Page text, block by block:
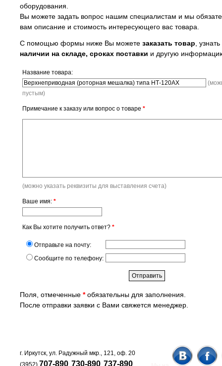
оборудования.
Вы можете задать вопрос нашим специалистам и мы
вам описание и стоимость интересующего вас товара.
С помощью формы ниже Вы можете заказать товар ,
наличии на складе, сроках поставки и другую
Название товара:
пустым)
Примечание к заказу или вопрос о товаре *
(можно указать реквизиты для выставления счета)
Ваше имя: *
Как Вы хотите получить ответ? *
Отправьте на почту:
Сообщите по телефону:
Поля, отмеченные *обязательны для заполнения.
После отправки заявки с Вами свяжется менеджер.
г. Иркутск, ул. Радужный мкр., 121, оф. 20
(3952) 707-890 730-890 737-890